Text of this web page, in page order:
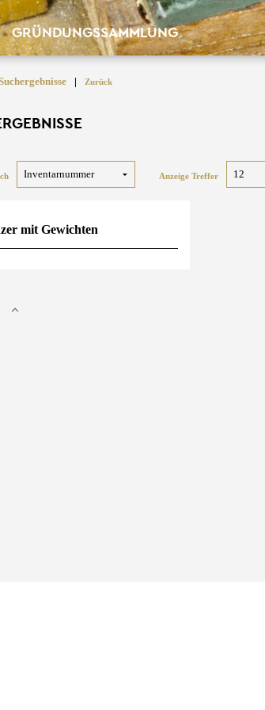
GRÜNDUNGSSAMMLUNG
| Zurück
Anzeige Treffer
mit Gewichten